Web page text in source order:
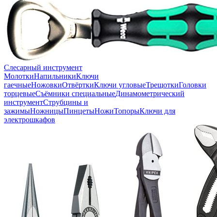
Слесарный инструмент
МолоткиНапильникиКлючи
гаечныеНожовкиОтвёрткиКлючи угловыеТрещоткиГоловки
торцевыеСъёмники специальныеДинамометрический
инструментСтрубцины и
зажимыНожницыПинцетыНожиТопорыКлючи для
электрошкафов